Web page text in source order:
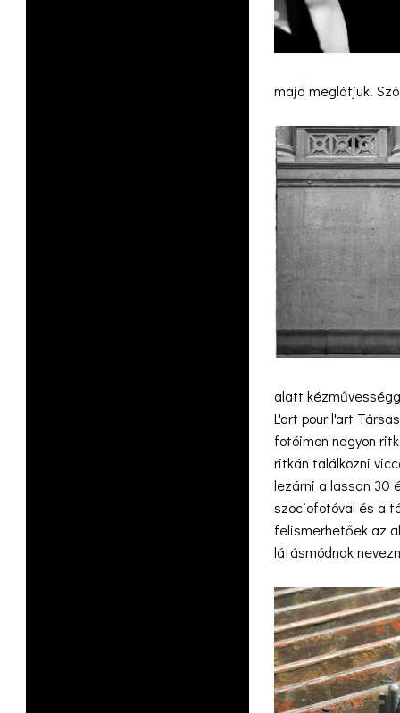
majd meglátjuk.
alatt
L'art pour l'art
fotóimon nagyon
ritkán találkozni
lezárni a lassan 30
szociofotóval és a
felismerhetőek az
látásmódnak